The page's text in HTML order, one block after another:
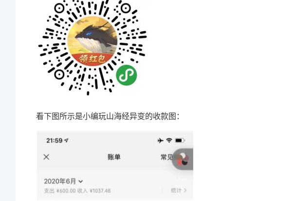
看下图所示是小编玩山海经异变的收款图：